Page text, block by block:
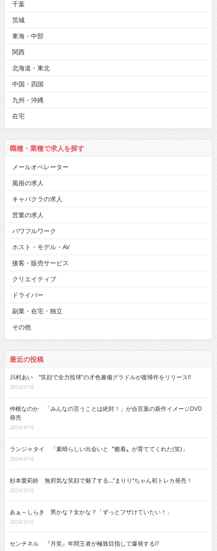
千葉
茨城
東海・中部
関西
北海道・東北
中国・四国
九州・沖縄
在宅
職種・業種で求人を探す
メールオペレーター
風俗の求人
キャバクラの求人
営業の求人
パワフルワーク
ホスト・モデル・AV
接客・販売サービス
クリエイティブ
ドライバー
副業・在宅・独立
その他
最近の投稿
川村あい “笑顔で全力投球”の才色兼備グラドルが復帰作をリリース!!
2024/5/16
仲根なのか 「みんなの言うことは絶対！」が合言葉の新作イメージDVD
発売
2024/4/16
ランジャタイ 「素晴らしい出会いと〝癒着〟が育ててくれた(笑)」
2024/4/16
杉本愛莉鈴 無邪気な笑顔で魅了する…“まりり”ちゃん初トレカ発売！
2024/3/16
あぁ～しらき 男かな？女かな？「ずっとフザけていたい！」
2024/3/16
センチネル 『月笑』年間王者が極致目指して爆発する!?